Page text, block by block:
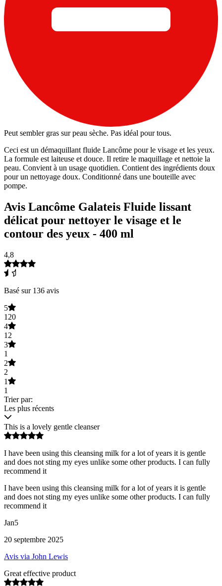
Peut sembler gras sur peau sèche. Pas idéal pour tous.
Ceci est un démaquillant fluide Lancôme pour le visage et les yeux.
La formule est laiteuse et douce. Il retire le maquillage et nettoie la
peau. Convient à un usage quotidien. Contient des ingrédients doux
pour un nettoyage doux. Conditionné dans une bouteille avec
pompe.
Avis Lancôme Galateis Fluide lissant
délicat pour nettoyer le visage et le
contour des yeux - 400 ml
4,8
Basé sur 136 avis
5
120
4
12
3
1
2
2
1
1
Trier par:
Les plus récents
This is a lovely gentle cleanser
I have been using this cleansing milk for a lot of years it is gentle
and does not sting my eyes unlike some other products. I can fully
recommend it
I have been using this cleansing milk for a lot of years it is gentle
and does not sting my eyes unlike some other products. I can fully
recommend it
Jan5
20 septembre 2025
Avis via John Lewis
Great effective product